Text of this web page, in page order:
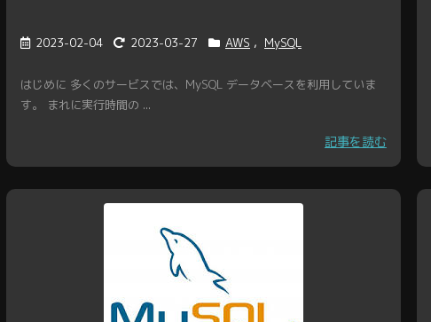
2023-02-04 2023-03-27 AWS , MySQL
はじめに 多くのサービスでは、MySQL データベースを利用していま
す。 まれに実行時間の ...
記事を読む